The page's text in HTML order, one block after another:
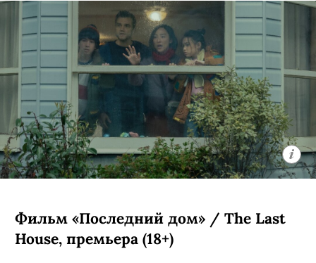
Фильм «Последний дом» / The Last
House, премьера (18+)